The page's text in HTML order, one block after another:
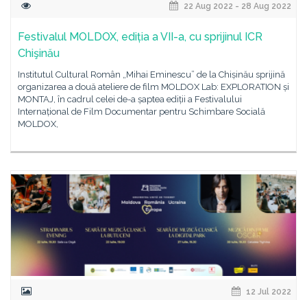
22 Aug 2022 - 28 Aug 2022
Festivalul MOLDOX, ediția a VII-a, cu sprijinul ICR
Chişinău
Institutul Cultural Român „Mihai Eminescu” de la Chișinău sprijină
organizarea a două ateliere de film MOLDOX Lab: EXPLORATION și
MONTAJ, în cadrul celei de-a șaptea ediții a Festivalului
Internațional de Film Documentar pentru Schimbare Socială
MOLDOX,
12 Jul 2022